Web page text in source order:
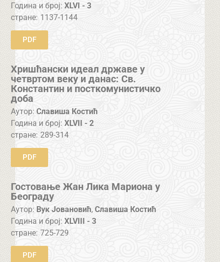
Година и број:XLVI - 3
стране: 1137-1144
PDF
Хришћански идеал државе у
четвртом веку и данас: Св.
Константин и посткомунистичко
доба
Аутор: Славиша Костић
Година и број:XLVII - 2
стране: 289-314
PDF
Гостовање Жан Ликa Мариона у
Београду
Аутор: Вук Јовановић,Славиша Костић
Година и број:XLVIII - 3
стране: 725-729
PDF